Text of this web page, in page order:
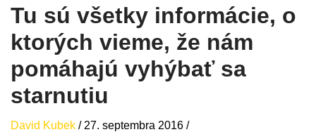
Tu sú všetky informácie, o
ktorých vieme, že nám
pomáhajú vyhýbať sa
starnutiu
David Kubek / 27. septembra 2016 /